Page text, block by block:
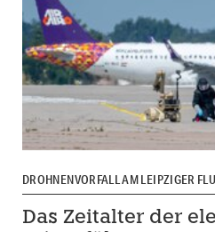
DROHNENVORFALL AM LEIPZIGER
Das Zeitalter der